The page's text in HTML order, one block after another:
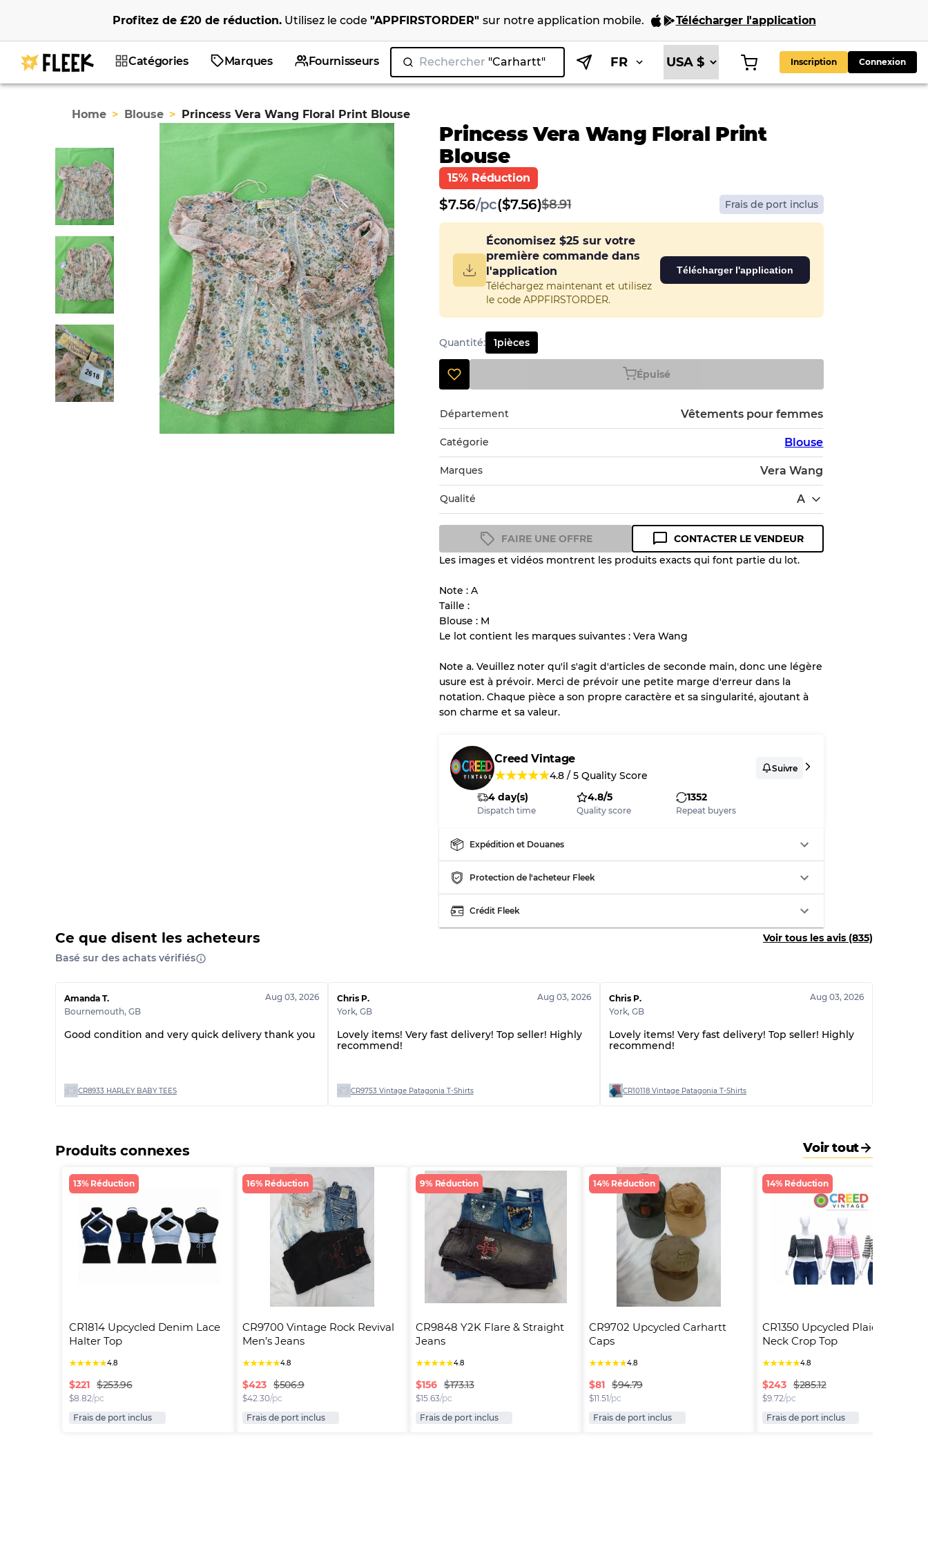
Profitez de £20de réduction. Utilisez le code "APPFIRSTORDER" sur notre application mobile. Télécharger l'application
Catégories Marques Fournisseurs Rechercher FR Inscription Connexion
Home > Blouse > Princess Vera Wang Floral Print Blouse
Princess Vera Wang Floral Print
Blouse
15% Réduction
$7.56/pc($7.56)$8.91 Frais de port inclus
Économisez $25 sur votre
première commande dans
l'application
Téléchargez maintenant et utilisez
le code APPFIRSTORDER.
Télécharger l'application
Quantité: 1pièces
Épuisé
Département Vêtements pour femmes
Catégorie Blouse
Marques Vera Wang
Qualité A
Guide des conditions
Tous les produits incluent un niveau de qualité pour comprendre
l'état et l'apparence de chaque article avant l'achat.
Il y a une marge d'erreur allant jusqu'à10%
Notre système à 3 niveaux
Qualité BPeu utilisé
Répartition pour ratios mixtes
Qualité AB
70% A, 30% B
60% B, 40% C
FAIRE UNE OFFRE
CONTACTER LE VENDEUR
Les images et vidéos montrent les produits exacts qui font partie du lot.
Note : A
Taille :
Blouse : M
Le lot contient les marques suivantes : Vera Wang
Note a. Veuillez noter qu'il s'agit d'articles de seconde main, donc une légère
usure est à prévoir. Merci de prévoir une petite marge d'erreur dans la
notation. Chaque pièce a son propre caractère et sa singularité, ajoutant à
son charme et sa valeur.
Creed Vintage
★★★★★4.8 /5 Quality Score
Suivre
4 day(s)
Dispatch time
4.8/5
Quality score
1352
Repeat buyers
Expédition et Douanes
Protection de l'acheteur Fleek
Crédit Fleek
Ce que disent les acheteurs
Voir tous les avis (835)
Basé sur des achats vérifiés
Amanda T.
Bournemouth, GB
Aug 03, 2026
Good condition and very quick delivery thank you
CR8933 HARLEY BABY TEES
Chris P.
York, GB
Aug 03, 2026
Lovely items! Very fast delivery! Top seller! Highly
recommend!
CR9753 Vintage Patagonia T-Shirts
Chris P.
York,GB
Aug 03, 2026
Lovely items! Very fast delivery! Top seller! Highly
recommend!
CR10118 Vintage Patagonia T-Shirts
Produits connexes Voir tout
13% Réduction
CR1814 Upcycled Denim Lace
Halter Top
★★★★★4.8
$221 $253.96
$8.82/pc
Frais de port inclus
16% Réduction
CR9700 Vintage Rock Revival
Men’s Jeans
★★★★★4.8
$423 $506.9
$42.30/pc
Frais de port inclus
9% Réduction
CR9848 Y2K Flare & Straight
Jeans
★★★★★4.8
$156 $173.13
$15.63/pc
Frais de port inclus
14% Réduction
CR9702 Upcycled Carhartt
Caps
★★★★★4.8
$81 $94.79
$11.51/pc
Frais de port inclus
14% Réduction
CR1350 Upcycled Plaid Square-
Neck Crop Top
★★★★★4.8
$243 $285.12
$9.72/pc
Frais de port inclus